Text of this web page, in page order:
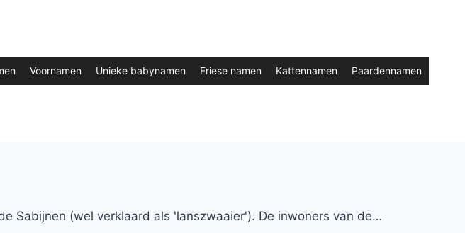
Voornamen Unieke babynamen Friese namen Kattennamen Paardennamen
Sabijnen (wel verklaard als 'lanszwaaier'). De inwoners van de…